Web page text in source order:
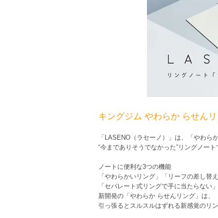
キングジム やわらか らせん
「LASENO（ラセーノ）」は、「やわら
“今までありそうでなかった”リングノート
ノートに便利な3つの機能
「やわらかいリング」「リーフの差し替
「セパレート式リングで手に当たらない
新開発の「やわらか らせんリング」は、
引っ張るとスルスルはずれる新感覚のリ